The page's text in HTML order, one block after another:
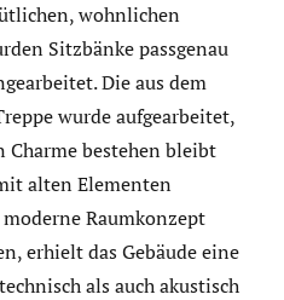
wohnlichen
Sitzbänke passgenau
Die aus dem
wurde aufgearbeitet,
Charme bestehen bleibt
alten Elementen
Raumkonzept
erhielt das Gebäude eine
als auch akustisch